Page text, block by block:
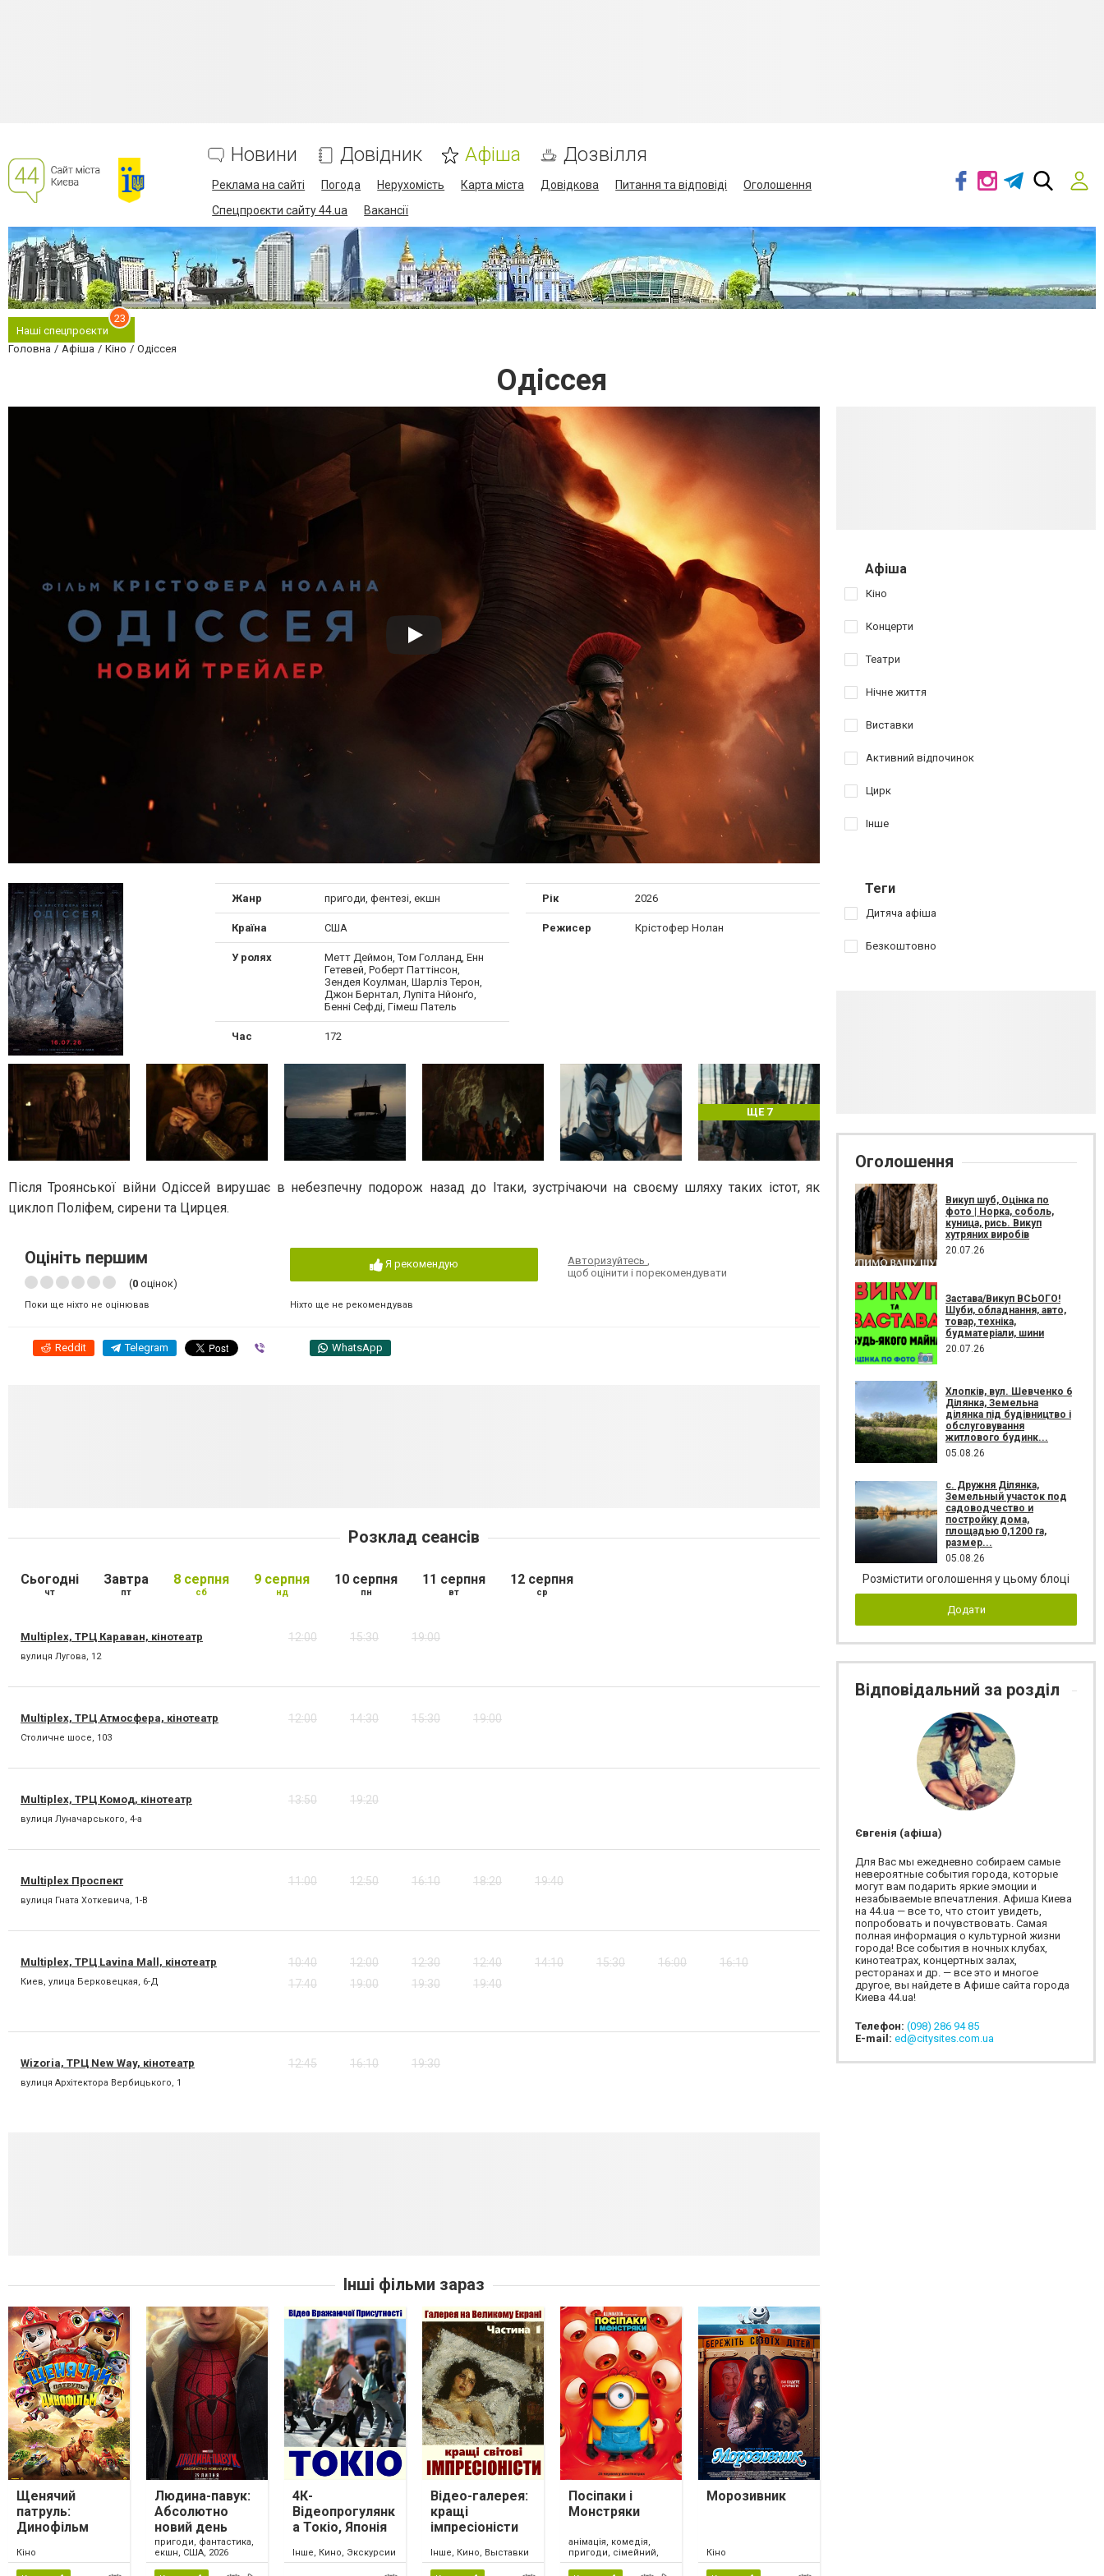
Новини Довідник Афіша Дозвілля
Реклама на сайті Погода Нерухомість Карта міста Довідкова Питання та відповіді
Оголошення
Спецпроєкти сайту 44.ua
Вакансії
Наші спецпроєкти
23
Головна Афіша Кіно Одіссея
Одіссея
Жанр пригоди, фентезі, екшн
Країна США
У ролях
Метт Деймон, Том Голланд, Енн
Гетевей, Роберт Паттінсон,
Зендея Коулман, Шарліз Терон,
Джон Бернтал, Лупіта Нйонґо,
Бенні Сефді, Гімеш Патель
Рік 2026
Режисер Крістофер Нолан
Час 172
ЩЕ 7
Після Троянської війни Одіссей вирушає в небезпечну подорож назад до Ітаки, зустрічаючи на своєму шляху таких істот, як
циклоп Поліфем, сирени та Цирцея.
Оцініть першим
(0 оцінок)
Поки ще ніхто не оцінював
Я рекомендую
Ніхто ще не рекомендував
Авторизуйтесь,
щоб оцінити і порекомендувати
Reddit Telegram WhatsApp
Розклад сеансів
Сьогодні
чт
Завтра
пт
8 серпня
сб
9 серпня
нд
10 серпня
пн
11 серпня
вт
12 серпня
ср
Multiplex, ТРЦ Караван, кінотеатр
вулиця Лугова, 12
12:00 15:30 19:00
Multiplex, ТРЦ Атмосфера, кінотеатр
Столичне шосе, 103
12:00 14:30 15:30 19:00
Multiplex, ТРЦ Комод, кінотеатр
вулиця Луначарського, 4-а
13:50 19:20
Multiplex Проспект
вулиця Гната Хоткевича, 1-В
11:00 12:50 16:10 18:20 19:40
Multiplex, ТРЦ Lavina Mall, кінотеатр
Киев, улица Берковецкая, 6-Д
10:40 12:00 12:30 12:40 14:10 15:30 16:00
16:10
17:40
19:00 19:30 19:40
Wizoria, ТРЦ New Way, кінотеатр
вулиця Архітектора Вербицького, 1
12:45 16:10 19:30
Інші фільми зараз
Щенячий
патруль:
Динофільм
Кіно
Людина-павук:
Абсолютно
новий день
пригоди, фантастика,
екшн, США, 2026
4К-
Відеопрогулянк
а Токіо, Японія
Інше, Кино, Экскурсии
Відео-галерея:
кращі
імпресіоністи
Інше, Кино, Выставки
Посіпаки і
Монстряки
анімація, комедія,
пригоди, сімейний,
США, 2026
Морозивник
Кіно
Афіша
Кіно
Концерти
Театри
Нічне життя
Виставки
Активний відпочинок
Цирк
Інше
Теги
Дитяча афіша
Безкоштовно
Оголошення
Викуп шуб, Оцінка по
фото | Норка, соболь,
куница, рись. Викуп
хутряних виробів
20.07.26
Застава/Викуп ВСЬОГО!
Шуби, обладнання, авто,
товар, техніка,
будматеріали, шини
20.07.26
Хлопків, вул. Шевченко 6
Ділянка, Земельна
ділянка під будівництво і
обслуговування
житлового будинк...
05.08.26
с. Дружня Ділянка,
Земельный участок под
садоводчество и
постройку дома,
площадью 0,1200 га,
размер...
05.08.26
Розмістити оголошення у цьому блоці
Додати
Відповідальний за розділ
Євгенія (афіша)
Для Вас мы ежедневно собираем самые
невероятные события города, которые
могут вам подарить яркие эмоции и
незабываемые впечатления. Афиша Киева
на 44.ua — все то, что стоит увидеть,
попробовать и почувствовать. Самая
полная информация о культурной жизни
города! Все события в ночных клубах,
кинотеатрах, концертных залах,
ресторанах и др. — все это и многое
другое, вы найдете в Афише сайта города
Киева 44.ua!
Телефон: (098) 286 94 85
E-mail: ed@citysites.com.ua